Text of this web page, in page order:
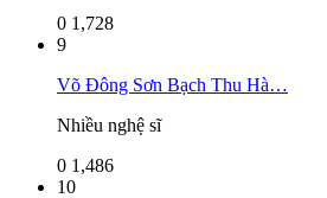
0 1,728
9
Võ Đông Sơn Bạch Thu Hà…
Nhiều nghệ sĩ
0 1,486
10